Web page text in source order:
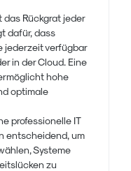
das Rückgrat jeder
dafür, dass
jederzeit verfügbar
in der Cloud. Eine
hohe
optimale
professionelle IT
entscheidend, um
Systeme
zu